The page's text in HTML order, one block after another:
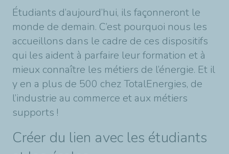
Étudiants d’aujourd’hui, ils façonneront le
monde de demain. C’est pourquoi nous les
accueillons dans le cadre de ces dispositifs
qui les aident à parfaire leur formation et à
mieux connaître les métiers de l’énergie. Et il
y en a plus de 500 chez TotalEnergies, de
l’industrie au commerce et aux métiers
supports !
Créer du lien avec les étudiants